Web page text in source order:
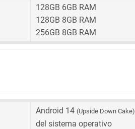
128GB 6GB RAM
128GB 8GB RAM
256GB 8GB RAM
Android 14 (Upside Down Cake)
del sistema operativo